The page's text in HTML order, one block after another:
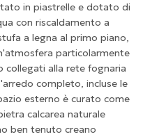
in piastrelle e dotato di
con riscaldamento a
a legna al primo piano,
particolarmente
collegati alla rete fognaria
completo, incluse le
esterno è curato come
calcarea naturale
ben tenuto creano